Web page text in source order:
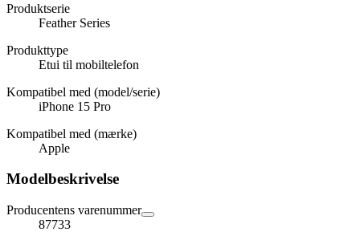
Produktserie
Feather Series
Produkttype
Etui til mobiltelefon
Kompatibel med (model/serie)
iPhone 15 Pro
Kompatibel med (mærke)
Apple
Modelbeskrivelse
Producentens varenummer
87733